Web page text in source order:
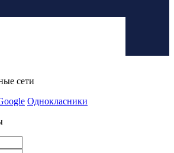
сети
Однокласники